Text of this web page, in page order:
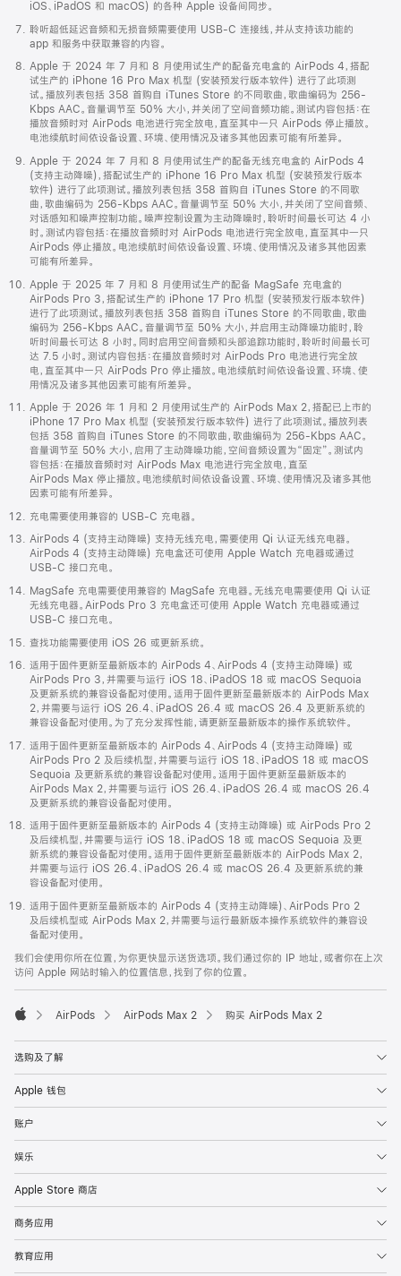
iOS、iPadOS 和 macOS) 的各种 Apple 设备间同步。
聆听超低延迟音频和无损音频需要使用 USB-C 连接线，并从支持该功能的
app 和服务中获取兼容的内容。
Apple 于 2024 年 7 月和 8 月使用试生产的配备充电盒的 AirPods 4，搭配
试生产的 iPhone 16 Pro Max 机型 (安装预发行版本软件) 进行了此项测
试。播放列表包括 358 首购自 iTunes Store 的不同歌曲，歌曲编码为 256-
Kbps AAC。音量调节至 50% 大小，并关闭了空间音频功能。测试内容包括：在
播放音频时对 AirPods 电池进行完全放电，直至其中一只 AirPods 停止播放。
电池续航时间依设备设置、环境、使用情况及诸多其他因素可能有所差异。
Apple 于 2024 年 7 月和 8 月使用试生产的配备无线充电盒的 AirPods 4
(支持主动降噪)，搭配试生产的 iPhone 16 Pro Max 机型 (安装预发行版本
软件) 进行了此项测试。播放列表包括 358 首购自 iTunes Store 的不同歌
曲，歌曲编码为 256-Kbps AAC。音量调节至 50% 大小，并关闭了空间音频、
对话感知和噪声控制功能。噪声控制设置为主动降噪时，聆听时间最长可达 4 小
时。测试内容包括：在播放音频时对 AirPods 电池进行完全放电，直至其中一只
AirPods 停止播放。电池续航时间依设备设置、环境、使用情况及诸多其他因素
可能有所差异。
Apple 于 2025 年 7 月和 8 月使用试生产的配备 MagSafe 充电盒的
AirPods Pro 3，搭配试生产的 iPhone 17 Pro 机型 (安装预发行版本软件)
进行了此项测试。播放列表包括 358 首购自 iTunes Store 的不同歌曲，歌曲
编码为 256-Kbps AAC。音量调节至 50% 大小，并启用主动降噪功能时，聆
听时间最长可达 8 小时。同时启用空间音频和头部追踪功能时，聆听时间最长可
达 7.5 小时。测试内容包括：在播放音频时对 AirPods Pro 电池进行完全放
电，直至其中一只 AirPods Pro 停止播放。电池续航时间依设备设置、环境、使
用情况及诸多其他因素可能有所差异。
Apple 于 2026 年 1 月和 2 月使用试生产的 AirPods Max 2，搭配已上市的
iPhone 17 Pro Max 机型 (安装预发行版本软件) 进行了此项测试。播放列表
包括 358 首购自 iTunes Store 的不同歌曲，歌曲编码为 256-Kbps AAC。
音量调节至 50% 大小，启用了主动降噪功能，空间音频设置为“固定”。测试内
容包括：在播放音频时对 AirPods Max 电池进行完全放电，直至
AirPods Max 停止播放。电池续航时间依设备设置、环境、使用情况及诸多其他
因素可能有所差异。
充电需要使用兼容的 USB-C 充电器。
AirPods 4 (支持主动降噪) 支持无线充电，需要使用 Qi 认证无线充电器。
AirPods 4 (支持主动降噪) 充电盒还可使用 Apple Watch 充电器或通过
USB-C 接口充电。
MagSafe 充电需要使用兼容的 MagSafe 充电器。无线充电需要使用 Qi 认证
无线充电器。AirPods Pro 3 充电盒还可使用 Apple Watch 充电器或通过
USB-C 接口充电。
查找功能需要使用 iOS 26 或更新系统。
适用于固件更新至最新版本的 AirPods 4、AirPods 4 (支持主动降噪) 或
AirPods Pro 3，并需要与运行 iOS 18、iPadOS 18 或 macOS Sequoia
及更新系统的兼容设备配对使用。适用于固件更新至最新版本的 AirPods Max
2，并需要与运行 iOS 26.4、iPadOS 26.4 或 macOS 26.4 及更新系统的
兼容设备配对使用。为了充分发挥性能，请更新至最新版本的操作系统软件。
适用于固件更新至最新版本的 AirPods 4、AirPods 4 (支持主动降噪) 或
AirPods Pro 2 及后续机型，并需要与运行 iOS 18、iPadOS 18 或 macOS
Sequoia 及更新系统的兼容设备配对使用。适用于固件更新至最新版本的
AirPods Max 2，并需要与运行 iOS 26.4、iPadOS 26.4 或 macOS 26.4
及更新系统的兼容设备配对使用。
适用于固件更新至最新版本的 AirPods 4 (支持主动降噪) 或 AirPods Pro 2
及后续机型，并需要与运行 iOS 18、iPadOS 18 或 macOS Sequoia 及更
新系统的兼容设备配对使用。适用于固件更新至最新版本的 AirPods Max 2，
并需要与运行 iOS 26.4、iPadOS 26.4 或 macOS 26.4 及更新系统的兼
容设备配对使用。
适用于固件更新至最新版本的 AirPods 4 (支持主动降噪)、AirPods Pro 2
及后续机型或 AirPods Max 2，并需要与运行最新版本操作系统软件的兼容设
备配对使用。
我们会使用你所在位置，为你更快显示送货选项。我们通过你的 IP 地址，或者你在上次
访问 Apple 网站时输入的位置信息，找到了你的位置。
AirPods AirPods Max 2 购买 AirPods Max 2
选购及了解
Apple 钱包
账户
娱乐
Apple Store 商店
商务应用
教育应用